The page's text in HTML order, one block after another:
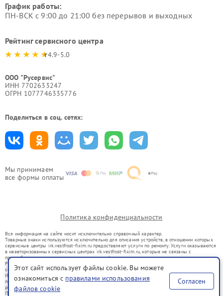
Мы принимаем
все формы оплаты
График работы:
ПН-ВСК с 9:00 до 21:00 без перерывов и выходных
Рейтинг сервисного центра
4.9-5.0
ООО "Русервис"
ИНН 7702633247
ОГРН 1077746335776
Поделиться в соц. сетях:
Политика конфиденциальности
Вся информация на сайте носит исключительно справочный характер.
Товарные знаки используются исключительно для описания устройств, в отношении которых
сервисные центры irk.vestfrost-fixim.ru предоставляют услуги по ремонту. Услуги оказываются
в неавторизованных сервисных центрах irk.vestfrost-fixim.ru, которые не связаны с
правообладателями товарных знаков или их официальными представителями.
Ремонт осуществляется для устройств, уже введенных в гражданский оборот в соответствии
со статьей 1487 ГК РФ.
Использование товарных знаков не преследует цели индивидуализации услуг или введения
потребителей в заблуждение, а служит для информирования о предоставляемых услугах по
ремонту техники указанных брендов.
Представленная на сайте информация не является публичной офертой, определяемой
Этот сайт использует файлы cookie. Вы можете
ознакомиться с правилами использования
файлов cookie
Согласен